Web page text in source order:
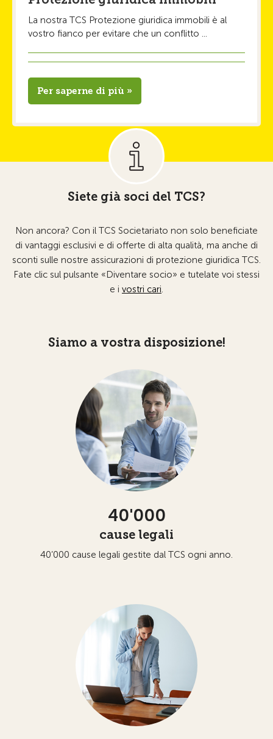
La nostra TCS Protezione giuridica immobili è al
vostro fianco per evitare che un conflitto ...
Per saperne di più »
Siete già soci del TCS?
Non ancora? Con il TCS Societariato non solo beneficiate
di vantaggi esclusivi e di offerte di alta qualità, ma anche di
sconti sulle nostre assicurazioni di protezione giuridica TCS.
Fate clic sul pulsante «Diventare socio» e tutelate voi stessi
e i vostri cari.
Siamo a vostra disposizione!
40'000
cause legali
40’000 cause legali gestite dal TCS ogni anno.